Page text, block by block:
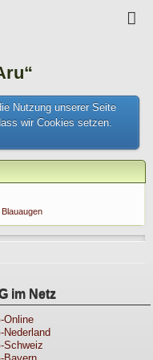
Nutzung unserer Seite
wir Cookies setzen.
Blauaugen
im Netz
Online
Nederland
Schweiz